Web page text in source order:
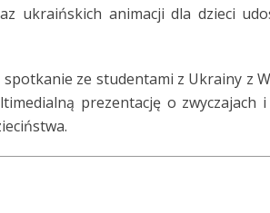
ukraińskich animacji dla dzieci
ze studentami z Ukrainy z
prezentację o